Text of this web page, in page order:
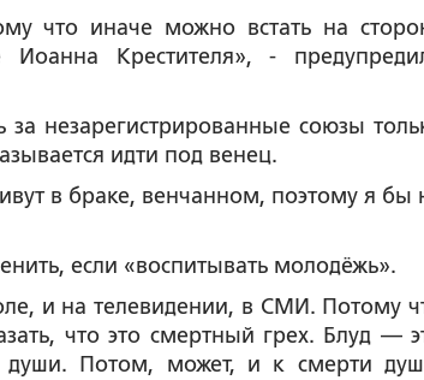
что иначе можно встать на
Крестителя», -
за незарегистрированные союзы
идти под венец.
в браке, венчанном, поэтому я бы
если «воспитывать молодёжь».
и на телевидении, в СМИ. Потому
что это смертный грех. Блуд —
души. Потом, может, и к смерти